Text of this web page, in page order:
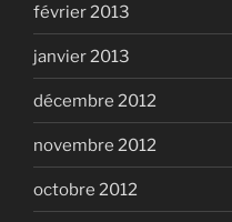
février 2013
janvier 2013
décembre 2012
novembre 2012
octobre 2012